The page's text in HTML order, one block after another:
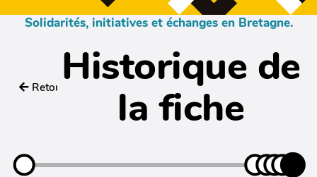
Solidarités, initiatives et échanges en Bretagne.
Retour Historique de
la fiche